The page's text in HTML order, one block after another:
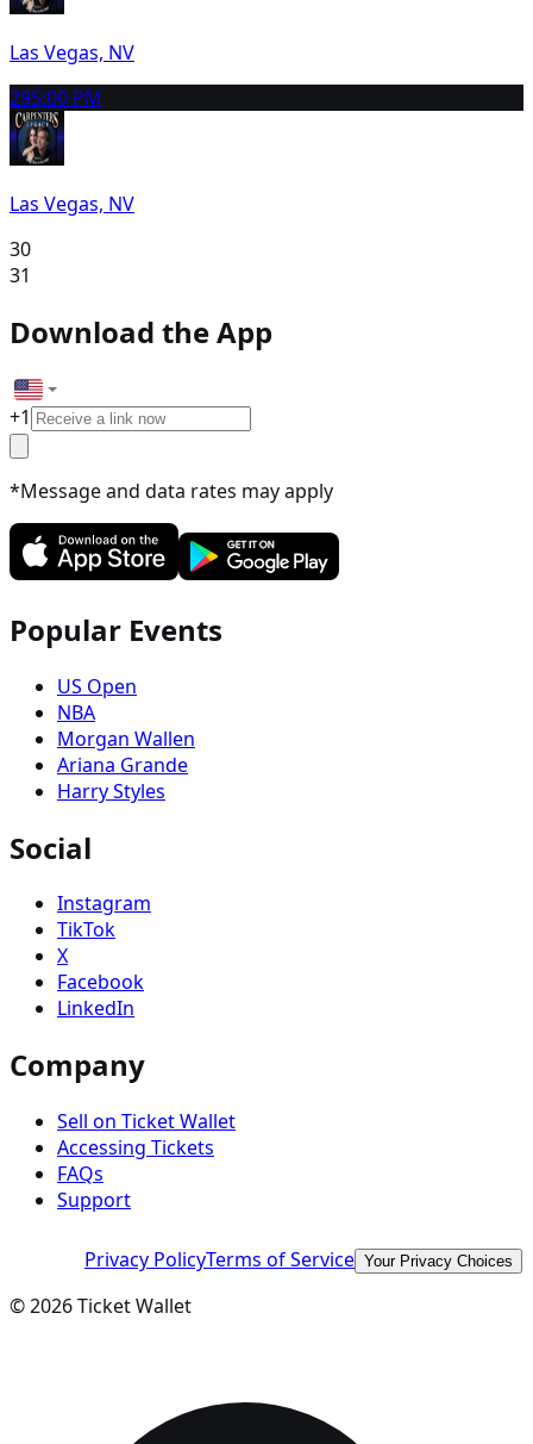
Las Vegas, NV
295:00 PM
Las Vegas, NV
30
31
Download the App
+1
*Message and data rates may apply
Popular Events
US Open
NBA
Morgan Wallen
Ariana Grande
Harry Styles
Social
Instagram
TikTok
X
Facebook
LinkedIn
Company
Sell on Ticket Wallet
Accessing Tickets
FAQs
Support
Privacy PolicyTerms of Service Your Privacy Choices
©2026Ticket Wallet